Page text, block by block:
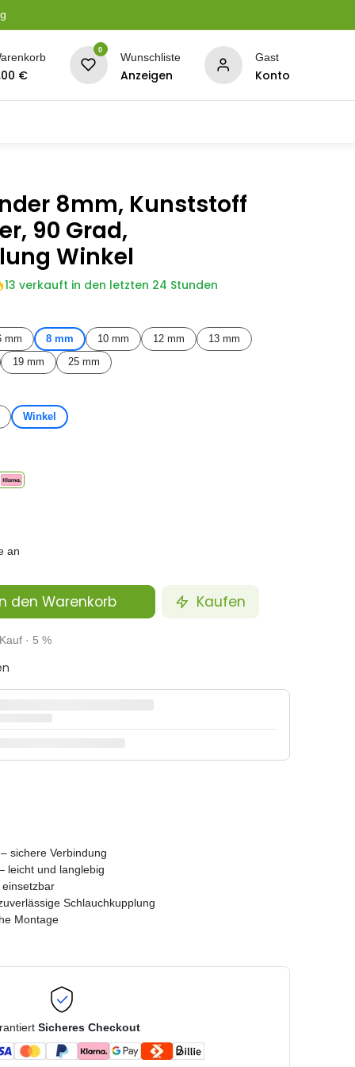
€
0
Wunschliste
Anzeigen
Gast
Konto
8mm, Kunststoff
90 Grad,
Winkel
13 verkauft in den letzten 24 Stunden
mm 8 mm 10 mm 12 mm
13 mm
19 mm 25 mm
Winkel
an
den Warenkorb Kaufen
· 5 %
sichere Verbindung
leicht und langlebig
Schlauchkupplung
Montage
Sicheres Checkout